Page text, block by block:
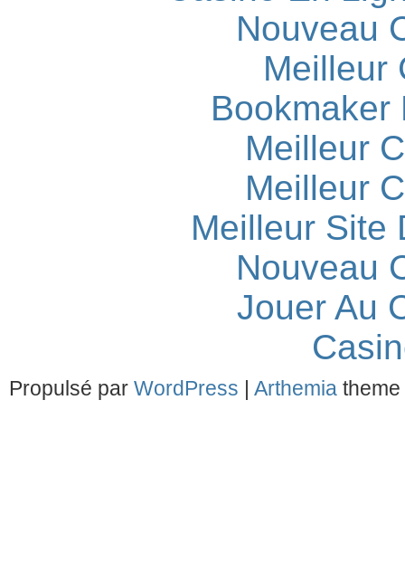
Nouveau
Meilleur
Bookmaker
Meilleur
Meilleur
Meilleur Site
Nouveau
Jouer Au
Propulsé par WordPress | Arthemia